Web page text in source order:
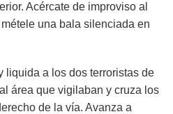
Acércate de improviso al
una bala silenciada en
liquida a los dos terroristas de
área que vigilaban y cruza los
de la vía. Avanza a